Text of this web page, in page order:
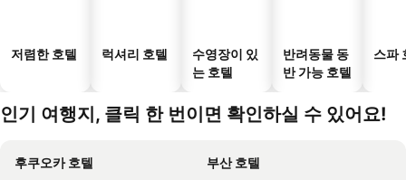
저렴한 호텔 럭셔리 호텔
수영장이 있
는 호텔
반려동물 동
반 가능 호텔
스파
인기 여행지, 클릭 한 번이면 확인하실 수 있어요!
후쿠오카 호텔
부산 호텔